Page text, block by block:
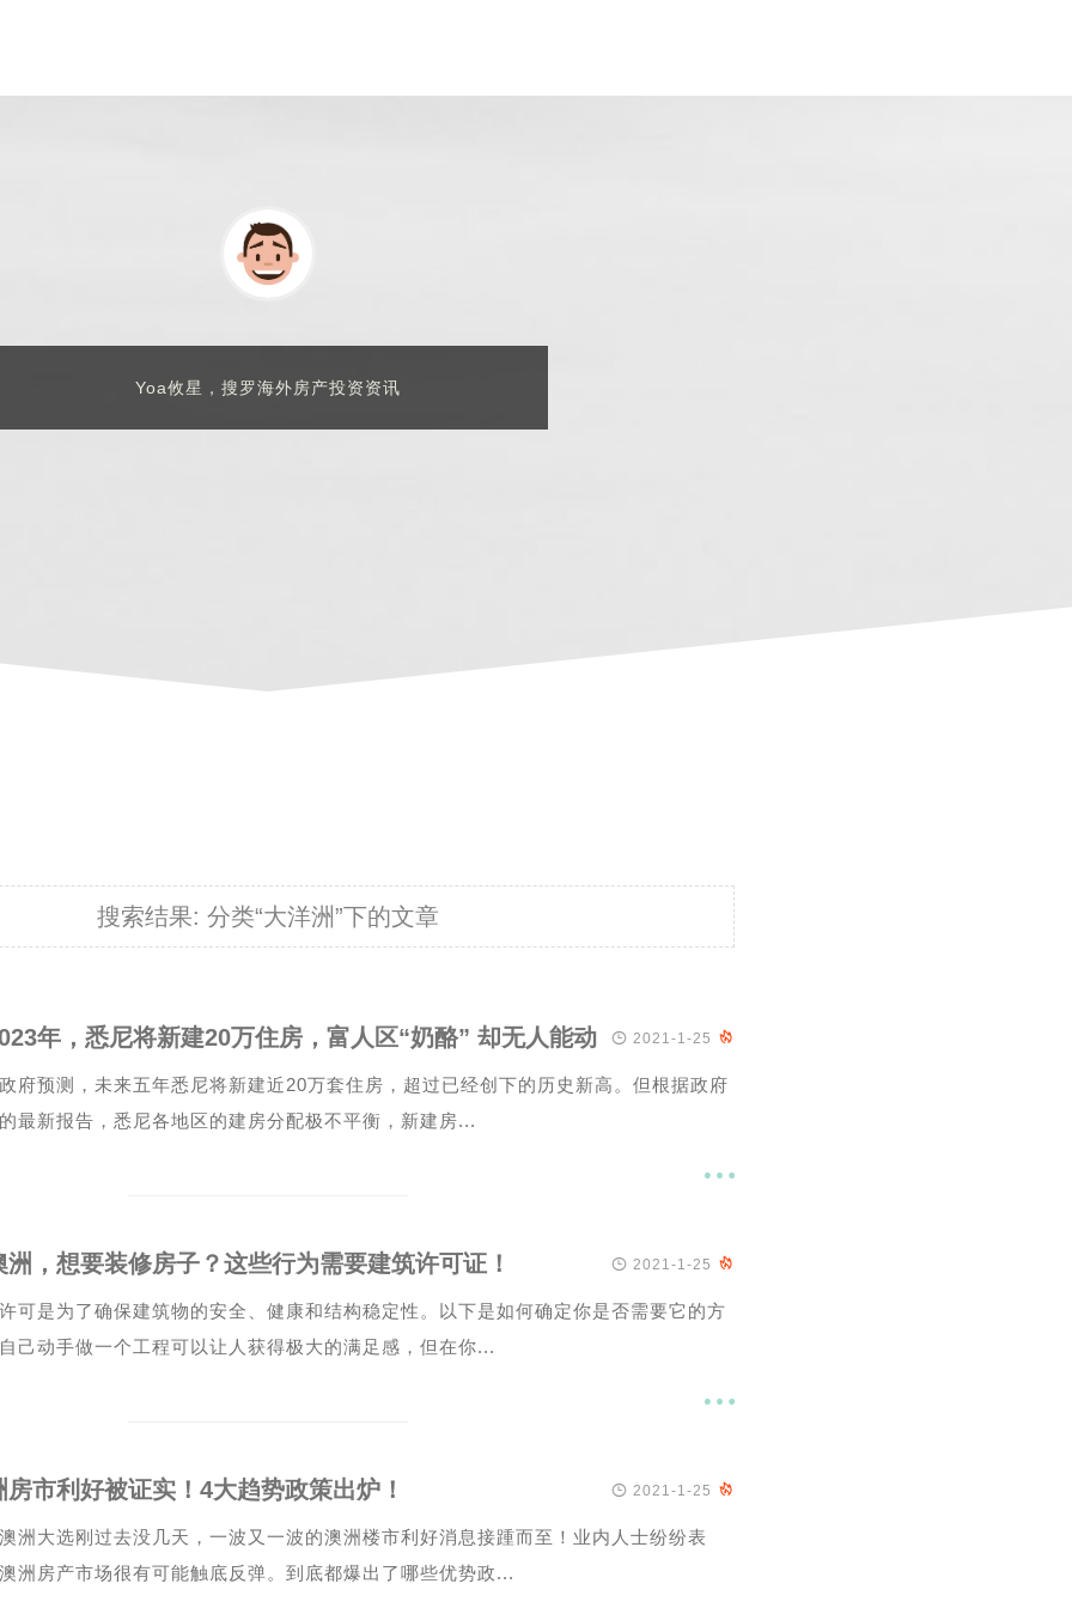
Yoa攸星，搜罗海外房产投资资讯
搜索结果: 分类“大洋洲”下的文章
年，悉尼将新建20万住房，富人区“奶酪” 却无人能动  2021-1-25 
府预测，未来五年悉尼将新建近20万套住房，超过已经创下的历史新高。但根据政府
最新报告，悉尼各地区的建房分配极不平衡，新建房...

洲，想要装修房子？这些行为需要建筑许可证！  2021-1-25 
可是为了确保建筑物的安全、健康和结构稳定性。以下是如何确定你是否需要它的方
己动手做一个工程可以让人获得极大的满足感，但在你...

房市利好被证实！4大趋势政策出炉！  2021-1-25 
洲大选刚过去没几天，一波又一波的澳洲楼市利好消息接踵而至！业内人士纷纷表
洲房产市场很有可能触底反弹。到底都爆出了哪些优势政...